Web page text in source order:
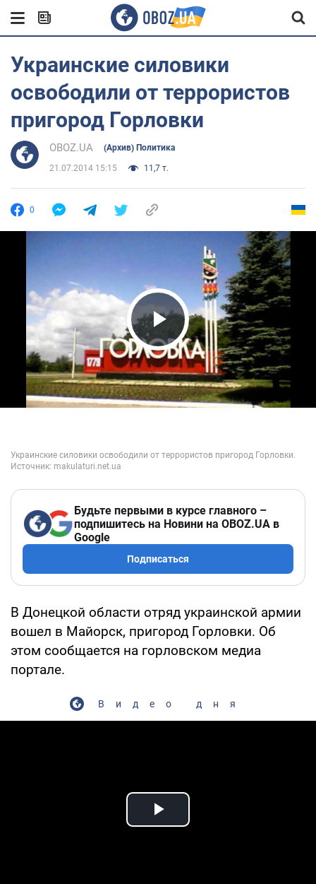
Украинские силовики
освободили от террористов
пригород Горловки
OBOZ.UA (Архив) Политика
21.07.2014 15:15 11,7 т.
0
Play Video
Будьте первыми в курсе главного –
подпишитесь на Новини на OBOZ.UA в
Google
Подписаться
В Донецкой области отряд украинской армии
вошел в Майорск, пригород Горловки. Об
этом сообщается на горловском медиа
портале.
Видео дня
Play Video